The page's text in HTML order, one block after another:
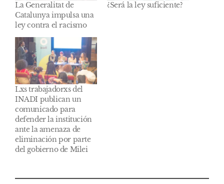
La Generalitat de
Catalunya impulsa una
ley contra el racismo
¿Será la ley suficiente?
Lxs trabajadorxs del
INADI publican un
comunicado para
defender la institución
ante la amenaza de
eliminación por parte
del gobierno de Milei